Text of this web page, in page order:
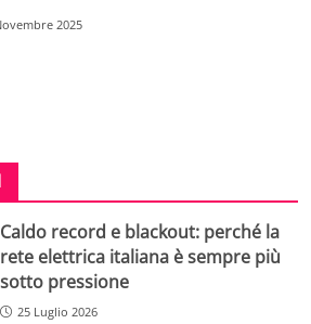
2025
Caldo record e blackout: perché la
rete elettrica italiana è sempre più
sotto pressione
25 Luglio 2026